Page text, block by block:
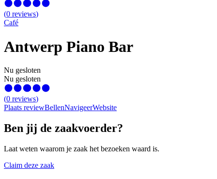
(0 reviews)
Café
Antwerp Piano Bar
Nu gesloten
Nu gesloten
(0 reviews)
Plaats reviewBellenNavigeerWebsite
Ben jij de zaakvoerder?
Laat weten waarom je zaak het bezoeken waard is.
Claim deze zaak